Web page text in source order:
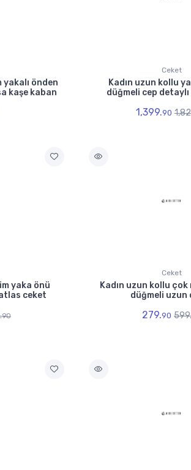
yakalı önden
kaşe kaban
Ceket
Kadın uzun kollu
düğmeli cep
1,399.90
yaka önü
ceket
90
Ceket
Kadın uzun kollu
düğmeli uzun
279.90